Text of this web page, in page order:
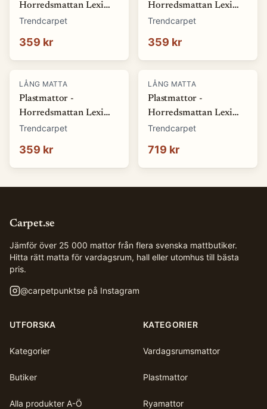
Horredsmattan Lexi
(grön) (Storlek: 70 x 50
Trendcarpet
359 kr
Horredsmattan Lexi
(blå) (Storlek: 70 x 50
Trendcarpet
359 kr
LÅNG MATTA
Plastmattor -
Horredsmattan Lexi
(orange) (Storlek: 70 x
Trendcarpet
359 kr
LÅNG MATTA
Plastmattor -
Horredsmattan Lexi
(grön) (Storlek: 70 x
Trendcarpet
719 kr
Carpet.se
Jämför över 25 000 mattor från flera svenska mattbutiker.
Hitta rätt matta för vardagsrum, hall eller utomhus till bästa
pris.
@carpetpunktse på Instagram
UTFORSKA
Kategorier
Butiker
Alla produkter A-Ö
KATEGORIER
Vardagsrumsmattor
Plastmattor
Ryamattor